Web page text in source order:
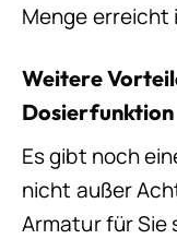
Menge erreicht
Weitere
Dosierfunktion
Es gibt noch
nicht außer
Armatur für